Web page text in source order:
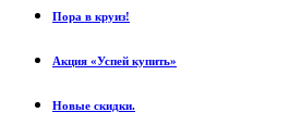
Пора в круиз!
Акция «Успей купить»
Новые скидки.